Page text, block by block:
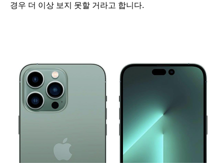
경우 더 이상 보지 못할 거라고 합니다.